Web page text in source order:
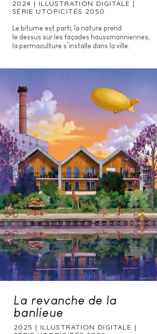
2024 | ILLUSTRATION DIGITALE |
SÉRIE UTOPICITÉS 2050
Le bitume est parti, la nature prend
le dessus sur les façades haussmanniennes,
la permaculture s’installe dans la ville.
La revanche de la
banlieue
2025 | ILLUSTRATION DIGITALE |